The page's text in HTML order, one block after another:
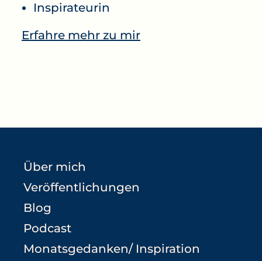
Inspirateurin
Erfahre mehr zu mir
Über mich
Veröffentlichungen
Blog
Podcast
Monatsgedanken/ Inspiration